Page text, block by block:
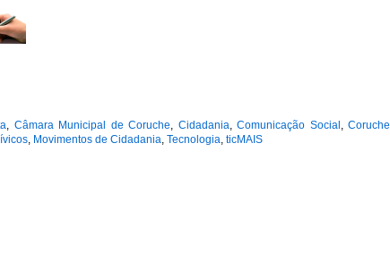
, Câmara Municipal de Coruche, Cidadania, Comunicação Social , Coruche
, Movimentos de Cidadania, Tecnologia, ticMAIS